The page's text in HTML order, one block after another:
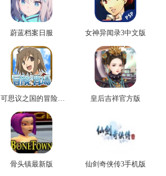
蔚蓝档案日服 女神异闻录3中文版
不可思议之国的冒险官方版 皇后吉祥官方版
骨头镇最新版 仙剑奇侠传3手机版